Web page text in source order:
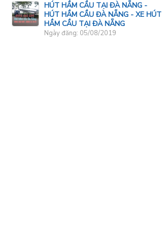
HÚT HẦM CẦU TẠI ĐÀ NẴNG -
HÚT HẦM CẦU ĐÀ NẴNG - XE HÚT
HẦM CẦU TẠI ĐÀ NẴNG
Ngày đăng: 05/08/2019